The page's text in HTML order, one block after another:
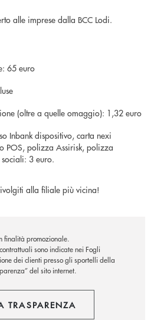
alle imprese dalla BCC Lodi.
65 euro
(oltre a quelle omaggio): 1,32 euro
Inbank dispositivo, carta nexi
POS, polizza Assirisk, polizza
3 euro.
alla filiale più vicina!
finalità promozionale.
sono indicate nei Fogli
dei clienti presso gli sportelli della
del sito internet.
TRASPARENZA